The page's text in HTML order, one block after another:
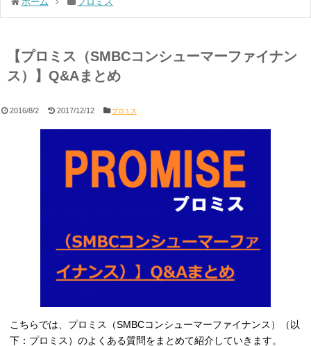
【プロミス（SMBCコンシューマーファイナン
ス）】Q&Aまとめ
2016/8/2 2017/12/12 プロミス
こちらでは、プロミス（SMBCコンシューマーファイナンス）（以
下：プロミス）のよくある質問をまとめて紹介していきます。